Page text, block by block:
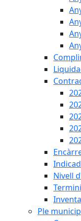
Nivell
Ple